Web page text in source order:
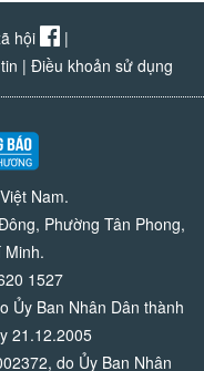
hội
|
| Điều khoản sử dụng
Nam.
Phường Tân Phong,
Minh.
1527
Ủy Ban Nhân Dân thành
21.12.2005
do Ủy Ban Nhân